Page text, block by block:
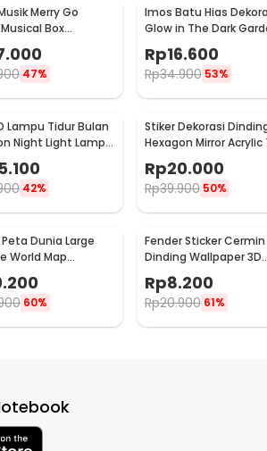
Merry Go
Box
47%
Imos Batu Hias
Glow in The Dark
Stone 100 PCS -
Rp16.600
Rp34.900 53%
Lampu Tidur Bulan
Night Light Lamp 3
42%
Stiker Dekorasi
Hexagon Mirror Acrylic
Rp20.000
Rp39.900 50%
Dunia Large
World Map
60%
Fender Sticker Cermin
Dinding Wallpaper 3D
Model Square Mirror 9
Q353
Rp8.200
Rp20.900 61%